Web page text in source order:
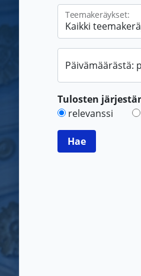
Teemakeräykset:
Päivämäärästä:
Tulosten
relevanssi